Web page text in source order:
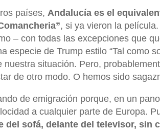
países, Andalucía es el
, si ya vieron la
– con todas las excepciones que
especie de Trump estilo “Tal como
nuestra situación. Pero,
de otro modo. O hemos sido
de emigración porque, en un
a cualquier parte de Europa.
del sofá, delante del televisor,